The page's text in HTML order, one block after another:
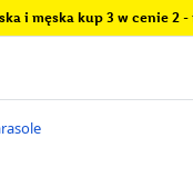
i męska kup 3 w cenie 2